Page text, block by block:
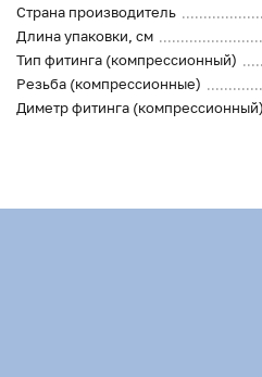
Страна производитель
Длина упаковки, см
Тип фитинга (компрессионный)
Резьба (компрессионные)
Диметр фитинга (компрессионный)